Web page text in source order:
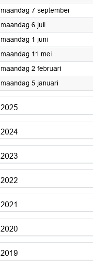
maandag 7 september2026
maandag 6 juli2026
maandag 1 juni2026
maandag 11 mei2026
maandag 2 februari2026
maandag 5 januari2026
2025
2024
2023
2022
2021
2020
2019